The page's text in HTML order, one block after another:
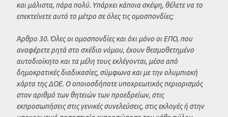
και μάλιστα, πάρα πολύ. Υπάρχει κάποια σκέψη, θέλετε να το
επεκτείνετε αυτό το μέτρο σε όλες τις ομοσπονδίες;
Άρθρο 30. Όλες οι ομοσπονδίες και όχι μόνο οι ΕΠΟ, που
αναφέρετε ρητά στο σχέδιο νόμου, έχουν θεσμοθετημένο
αυτοδιοίκητο και τα μέλη τους εκλέγονται, μέσα από
δημοκρατικές διαδικασίες, σύμφωνα και με την ολυμπιακή
χάρτα της ΔΟΕ. Ο οποιοσδήποτε υποχρεωτικός περιορισμός
στον αριθμό των θητειών των προεδρείων, στις
εκπροσωπήσεις στις γενικές συνελεύσεις, στις εκλογές ή στην